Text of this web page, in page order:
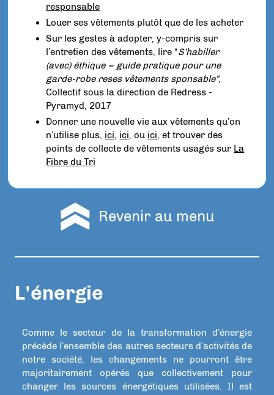
responsable
Louer ses vêtements plutôt que de les acheter
Sur les gestes à adopter, y-compris sur
l’entretien des vêtements, lire “S’habiller
(avec) éthique – guide pratique pour une
garde-robe reses vêtements sponsable”,
Collectif sous la direction de Redress -
Pyramyd, 2017
Donner une nouvelle vie aux vêtements qu’on
n’utilise plus, ici, ici, ou ici, et trouver des
points de collecte de vêtements usagés sur La
Fibre du Tri
Revenir au menu
L'énergie
Comme le secteur de la transformation d’énergie
précède l’ensemble des autres secteurs d’activités de
notre société, les changements ne pourront être
majoritairement opérés que collectivement pour
changer les sources énergétiques utilisées. Il est